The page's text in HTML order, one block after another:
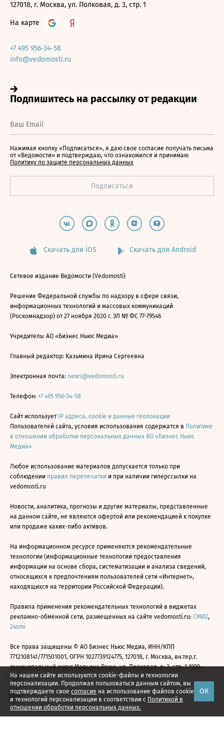
На нашем сайте используются cookie-файлы и технологии
персонализации. Продолжая пользоваться данным сайтом, вы
подтверждаете свое согласие на использование файлов cookie
и технологий персонализации в соответствии с Политикой в
отношении обработки персональных данных.
ОК
127018, г. Москва, ул. Полковая, д. 3, стр. 1
На карте
+7 495 956-34-58
info@vedomosti.ru
Нажимая кнопку «Подписаться», я даю свое согласие получать письма
от «Ведомости» и подтверждаю, что ознакомился и принимаю
Политику по защите персональных данных
Скачать для iOS Скачать для Android
Сетевое издание Ведомости (Vedomosti)
Решение Федеральной службы по надзору в сфере связи,
информационных технологий и массовых коммуникаций
(Роскомнадзор) от 27 ноября 2020 г. ЭЛ № ФС 77-79546
Учредитель: АО «Бизнес Ньюс Медиа»
Главный редактор: Казьмина Ирина Сергеевна
Электронная почта: news@vedomosti.ru
Телефон: +7 495 956-34-58
Сайт использует IP адреса, cookie и данные геолокации
Пользователей сайта, условия использования содержатся в Политике
в отношении обработки персональных данных АО «Бизнес Ньюс
Медиа»
Любое использование материалов допускается только при
соблюдении правил перепечатки и при наличии гиперссылки на
vedomosti.ru
Новости, аналитика, прогнозы и другие материалы, представленные
на данном сайте, не являются офертой или рекомендацией к покупке
или продаже каких-либо активов.
На информационном ресурсе применяются рекомендательные
технологии (информационные технологии предоставления
информации на основе сбора, систематизации и анализа сведений,
относящихся к предпочтениям пользователей сети «Интернет»,
находящихся на территории Российской Федерации).
Правила применения рекомендательных технологий в виджетах
рекламно-обменной сети, размещенных на сайте vedomosti.ru: СМИ2,
24smi
Все права защищены © АО Бизнес Ньюс Медиа, ИНН/КПП
7712108141/771501001, ОГРН 1027739124775, 127018, г. Москва, вн.тер.г.
муниципальный округ Марьина Роща, ул. Полковая, д. 3, стр. 1 1999—
2026